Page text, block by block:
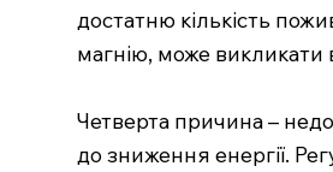
достатню кількість
магнію, може викликати
Четверта причина –
до зниження енергії.